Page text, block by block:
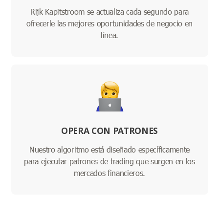
Rijk Kapitstroom se actualiza cada segundo para
ofrecerle las mejores oportunidades de negocio en
línea.
OPERA CON PATRONES
Nuestro algoritmo está diseñado específicamente
para ejecutar patrones de trading que surgen en los
mercados financieros.